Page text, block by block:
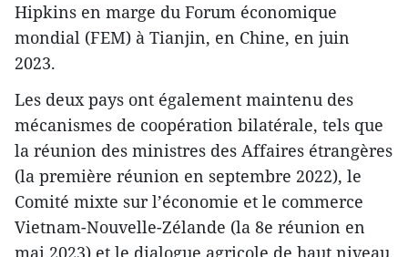
Hipkins en marge du Forum économique
mondial (FEM) à Tianjin, en Chine, en juin
2023.
Les deux pays ont également maintenu des
mécanismes de coopération bilatérale, tels que
la réunion des ministres des Affaires étrangères
(la première réunion en septembre 2022), le
Comité mixte sur l’économie et le commerce
Vietnam-Nouvelle-Zélande (la 8e réunion en
mai 2023) et le dialogue agricole de haut niveau